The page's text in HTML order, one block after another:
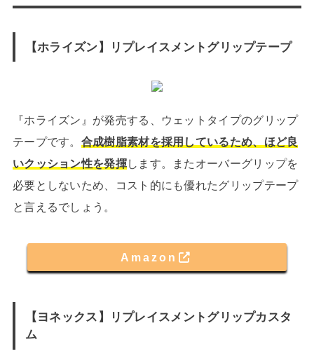
【ホライズン】リプレイスメントグリップテープ
『ホライズン』が発売する、ウェットタイプのグリップ
テープです。 合成樹脂素材を採用しているため、ほど良
いクッション性を発揮します。またオーバーグリップを
必要としないため、コスト的にも優れたグリップテープ
と言えるでしょう。
Amazon
【ヨネックス】リプレイスメントグリップカスタ
ム